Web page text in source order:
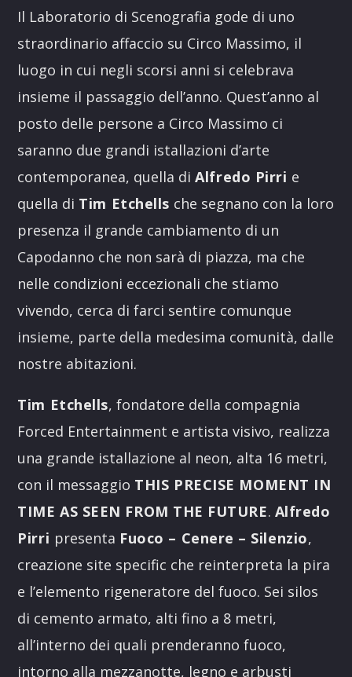
Il Laboratorio di Scenografia gode di uno
straordinario affaccio su Circo Massimo, il
luogo in cui negli scorsi anni si celebrava
insieme il passaggio dell’anno. Quest’anno al
posto delle persone a Circo Massimo ci
saranno due grandi istallazioni d’arte
contemporanea, quella diAlfredo Pirri e
quella di Tim Etchells che segnano con la loro
presenza il grande cambiamento di un
Capodanno che non sarà di piazza, ma che
nelle condizioni eccezionali che stiamo
vivendo, cerca di farci sentire comunque
insieme, parte della medesima comunità, dalle
nostre abitazioni.
Tim Etchells, fondatore della compagnia
Forced Entertainment e artista visivo, realizza
una grande istallazione al neon, alta 16 metri,
con il messaggio THIS PRECISE MOMENT IN
TIME AS SEEN FROM THE FUTURE. Alfredo
Pirri presenta Fuoco – Cenere – Silenzio,
creazione site specific che reinterpreta la pira
e l’elemento rigeneratore del fuoco. Sei silos
di cemento armato, alti fino a 8 metri,
all’interno dei quali prenderanno fuoco,
intorno alla mezzanotte, legno e arbusti